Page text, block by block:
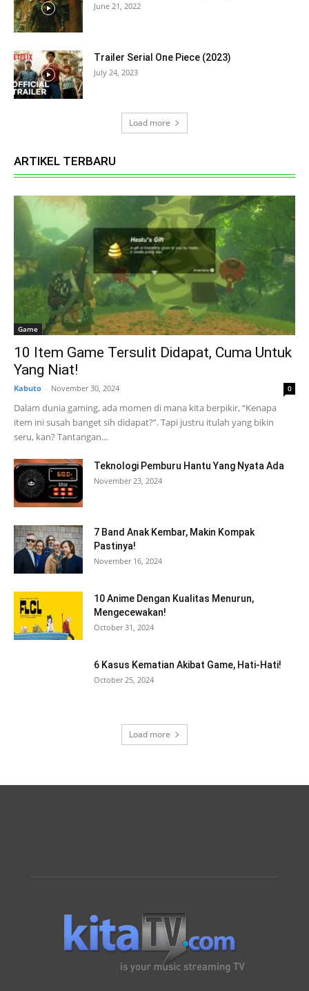
June 21, 2022
Trailer Serial One Piece (2023)
July 24, 2023
Load more
ARTIKEL TERBARU
Game
10 Item Game Tersulit Didapat, Cuma Untuk
Yang Niat!
Kabuto - November 30, 2024 0
Dalam dunia gaming, ada momen di mana kita berpikir, “Kenapa
item ini susah banget sih didapat?”. Tapi justru itulah yang bikin
seru, kan? Tantangan...
Teknologi Pemburu Hantu Yang Nyata Ada
November 23, 2024
7 Band Anak Kembar, Makin Kompak
Pastinya!
November 16, 2024
10 Anime Dengan Kualitas Menurun,
Mengecewakan!
October 31, 2024
6 Kasus Kematian Akibat Game, Hati-Hati!
October 25, 2024
Load more